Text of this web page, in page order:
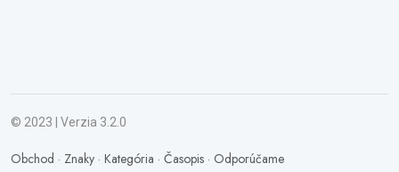
© 2023 | Verzia 3.2.0
Obchod · Znaky · Kategória · Časopis · Odporúčame